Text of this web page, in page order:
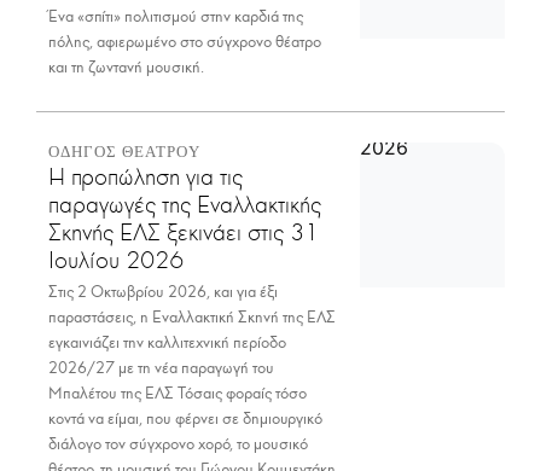
Ένα «σπίτι» πολιτισμού στην καρδιά της
πόλης, αφιερωμένο στο σύγχρονο θέατρο
και τη ζωντανή μουσική.
ΟΔΗΓΟΣ ΘΕΑΤΡΟΥ
Η προπώληση για τις
παραγωγές της Εναλλακτικής
Σκηνής ΕΛΣ ξεκινάει στις 31
Ιουλίου 2026
Στις 2 Οκτωβρίου 2026, και για έξι
παραστάσεις, η Εναλλακτική Σκηνή της ΕΛΣ
εγκαινιάζει την καλλιτεχνική περίοδο
2026/27 με τη νέα παραγωγή του
Μπαλέτου της ΕΛΣ Τόσαις φοραίς τόσο
κοντά να είμαι, που φέρνει σε δημιουργικό
διάλογο τον σύγχρονο χορό, το μουσικό